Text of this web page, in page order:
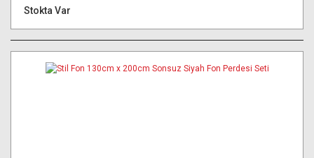
Stokta Var